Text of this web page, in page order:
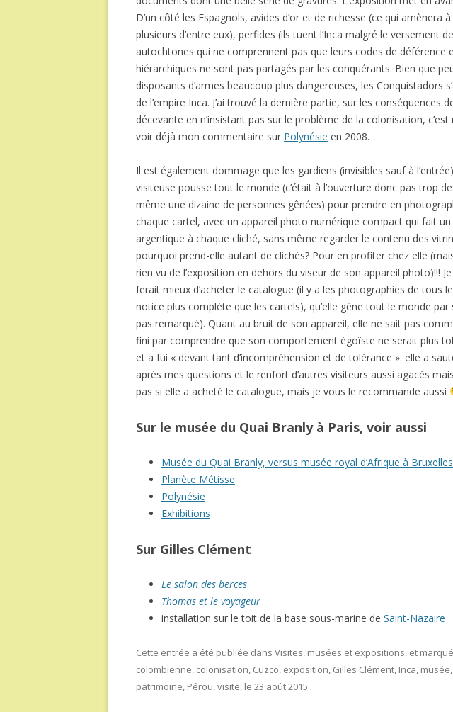
D’un côté les Espagnols, avides d’or et de richesse (ce qui amènera
plusieurs d’entre eux), perfides (ils tuent l’Inca malgré le versement
autochtones qui ne comprennent pas que leurs codes de déférence
hiérarchiques ne sont pas partagés par les conquérants. Bien que
disposants d’armes beaucoup plus dangereuses, les Conquistadors
de l’empire Inca. J’ai trouvé la dernière partie, sur les conséquences
décevante en n’insistant pas sur le problème de la colonisation,
voir déjà mon commentaire sur Polynésie en 2008.
Il est également dommage que les gardiens (invisibles sauf à
visiteuse pousse tout le monde (c’était à l’ouverture donc pas trop
même une dizaine de personnes gênées) pour prendre en
chaque cartel, avec un appareil photo numérique compact qui fait un
argentique à chaque cliché, sans même regarder le contenu des
pourquoi prend-elle autant de clichés? Pour en profiter chez elle
rien vu de l’exposition en dehors du viseur de son appareil photo)!!!
ferait mieux d’acheter le catalogue (il y a les photographies de tous
notice plus complète que les cartels), qu’elle gêne tout le monde par
pas remarqué). Quant au bruit de son appareil, elle ne sait pas
fini par comprendre que son comportement égoïste ne serait plus
et a fui « devant tant d’incompréhension et de tolérance »: elle a
après mes questions et le renfort d’autres visiteurs aussi agacés
pas si elle a acheté le catalogue, mais je vous le recommande aussi
Sur le musée du Quai Branly à Paris, voir aussi
Musée du Quai Branly, versus musée royal d’Afrique à Bruxelles
Planète Métisse
Polynésie
Exhibitions
Sur Gilles Clément
Le salon des berces
Thomas et le voyageur
installation sur le toit de la base sous-marine de Saint-Nazaire
Cette entrée a été publiée dans Visites, musées et expositions, et
colombienne, colonisation, Cuzco, exposition, Gilles Clément, Inca, musée,
patrimoine, Pérou,visite, le 23 août 2015 .